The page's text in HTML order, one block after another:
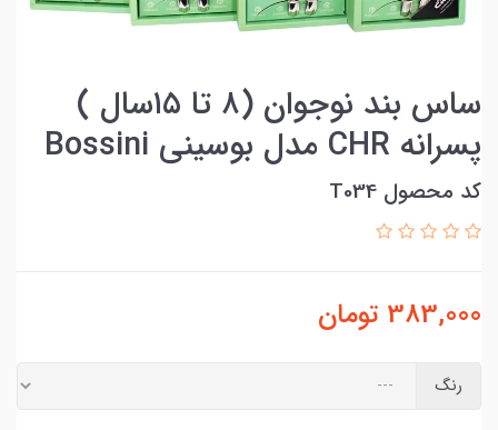
ساس بند نوجوان (۸ تا ۱۵سال )
پسرانه CHR مدل بوسینی Bossini
کد محصول T034
383,000 تومان
رنگ